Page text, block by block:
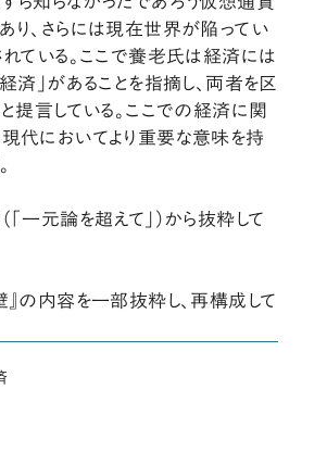
り、さらには現在世界が陥ってい
れている。ここで養老氏は経済には
経済」があることを指摘し、両者を区
提言している。ここでの経済に関
代においてより重要な意味を持
一元論を超えて」）から抜粋して
』の内容を一部抜粋し、再構成して